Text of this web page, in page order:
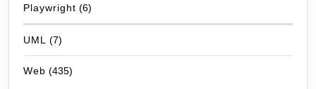
Playwright (6)
UML (7)
Web (435)